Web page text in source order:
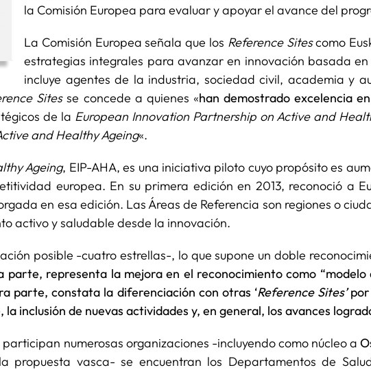
la Comisión Europea para evaluar y apoyar el avance del
La Comisión Europea señala que los Reference Sitescomo
estrategias integrales para avanzar en innovación basada
incluye agentes de la industria, sociedad civil, academia y
Sitesse concede a quienes «han demostrado excelencia
de la European Innovation Partnership on Active and
and Healthy Ageing«.
Ageing, EIP-AHA, es una iniciativa piloto cuyo propósito es
europea. En su primera edición en 2013, reconoció a
en esa edición. Las Áreas de Referencia son regiones o
activo y saludable desde la innovación.
posible -cuatro estrellas-, lo que supone un doble
parte, representa la mejora en el reconocimiento como
parte, constata la diferenciación con otras ‘Reference Sites’por
inclusión de nuevas actividades y, en general, los avances
participan numerosas organizaciones -incluyendo como núcleo a
propuesta vasca- se encuentran los Departamentos de